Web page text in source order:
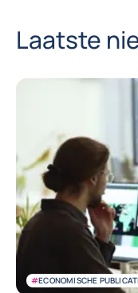
Laatste
#ECONOMISCHE